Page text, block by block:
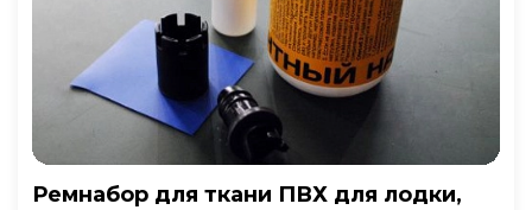
Ремнабор для ткани ПВХ для лодки,